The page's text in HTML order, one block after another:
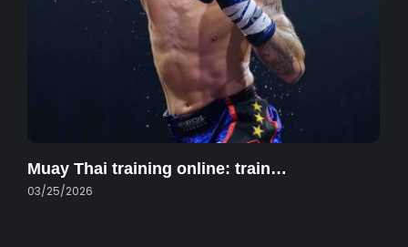
Muay Thai training online: train…
03/25/2026